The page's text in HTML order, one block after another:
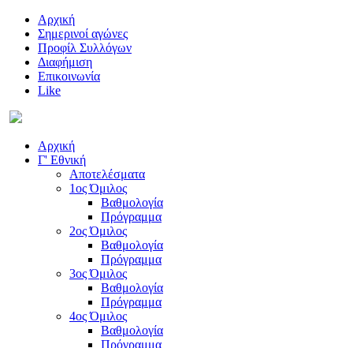
Αρχική
Σημερινοί αγώνες
Προφίλ Συλλόγων
Διαφήμιση
Επικοινωνία
Like
Αρχική
Γ' Εθνική
Αποτελέσματα
1ος Όμιλος
Βαθμολογία
Πρόγραμμα
2ος Όμιλος
Βαθμολογία
Πρόγραμμα
3ος Όμιλος
Βαθμολογία
Πρόγραμμα
4ος Όμιλος
Βαθμολογία
Πρόγραμμα